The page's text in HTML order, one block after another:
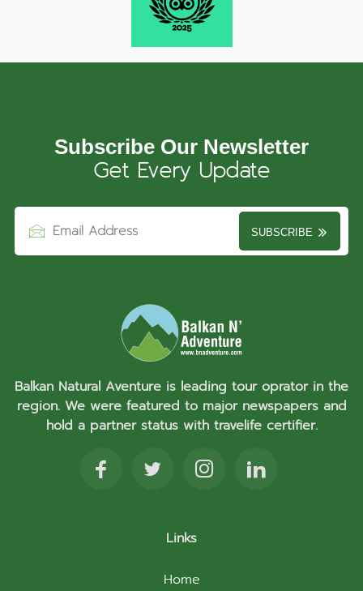
Subscribe Our Newsletter
Get Every Update
SUBSCRIBE
Balkan Natural Aventure is leading tour oprator in the
region. We were featured to major newspapers and
hold a partner status with travelife certifier.
Links
Home